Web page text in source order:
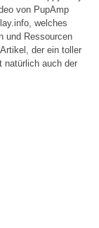
von PupAmp
welches
und Ressourcen
der ein toller
natürlich auch der